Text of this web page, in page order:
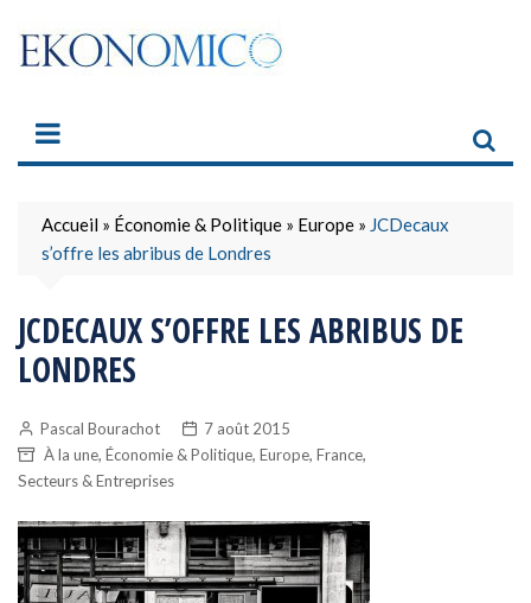
content
Accueil » Économie & Politique » Europe » JCDecaux
s’offre les abribus de Londres
JCDECAUX S’OFFRE LES ABRIBUS DE
LONDRES
Pascal Bourachot
7 août 2015
À la une, Économie & Politique, Europe, France,
Secteurs & Entreprises